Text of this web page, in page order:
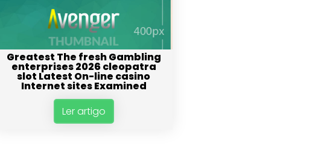
Greatest The fresh Gambling
enterprises 2026 cleopatra
slot Latest On-line casino
Internet sites Examined
Ler artigo